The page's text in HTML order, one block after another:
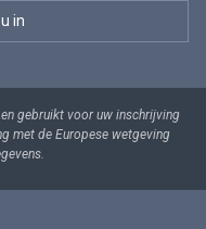
gebruikt voor uw inschrijving
met de Europese wetgeving